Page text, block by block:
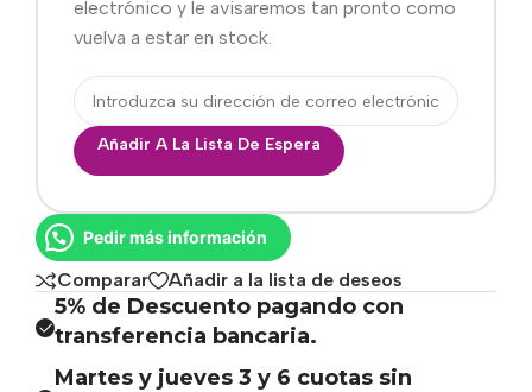
electrónico y le avisaremos tan pronto como
vuelva a estar en stock.
Añadir A La Lista De Espera
Pedir más información
Comparar Añadir a la lista de deseos
5% de Descuento pagando con
transferencia bancaria.
Martes y jueves 3 y 6 cuotas sin